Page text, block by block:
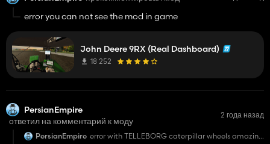
error you can not see the mod in game
John Deere 9RX (Real Dashboard)
18 252
PersianEmpire
ответил на комментарий к моду
2 года назад
PersianEmpire error with TELLEBORG caterpillar wheels amazing